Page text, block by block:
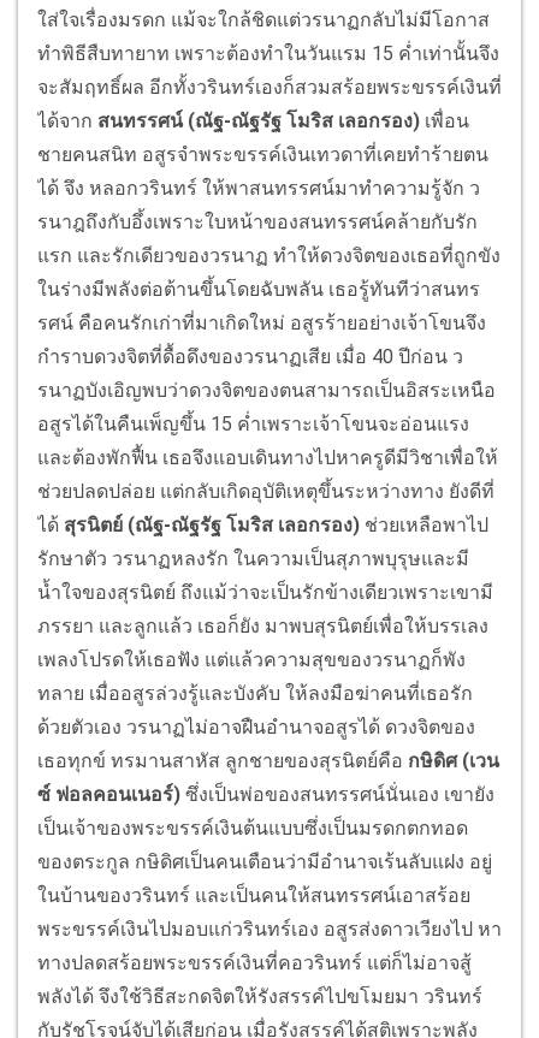
ใส่ใจเรื่องมรดก แม้จะใกล้ชิดแต่วรนาฏกลับไม่มีโอกาส
ทำพิธีสืบทายาท เพราะต้องทำในวันแรม 15 ค่ำเท่านั้นจึง
จะสัมฤทธิ์ผล อีกทั้งวรินทร์เองก็สวมสร้อยพระขรรค์เงินที่
ได้จาก สนทรรศน์ (ณัฐ-ณัฐรัฐ โมริส เลอกรอง) เพื่อน
ชายคนสนิท อสูรจำพระขรรค์เงินเทวดาที่เคยทำร้ายตน
ได้ จึง หลอกวรินทร์ ให้พาสนทรรศน์มาทำความรู้จัก ว
รนาฎถึงกับอึ้งเพราะใบหน้าของสนทรรศน์คล้ายกับรัก
แรก และรักเดียวของวรนาฏ ทำให้ดวงจิตของเธอที่ถูกขัง
ในร่างมีพลังต่อต้านขึ้นโดยฉับพลัน เธอรู้ทันทีว่าสนทร
รศน์ คือคนรักเก่าที่มาเกิดใหม่ อสูรร้ายอย่างเจ้าโขนจึง
กำราบดวงจิตที่ดื้อดึงของวรนาฏเสีย เมื่อ 40 ปีก่อน ว
รนาฏบังเอิญพบว่าดวงจิตของตนสามารถเป็นอิสระเหนือ
อสูรได้ในคืนเพ็ญขึ้น 15 ค่ำเพราะเจ้าโขนจะอ่อนแรง
และต้องพักฟื้น เธอจึงแอบเดินทางไปหาครูดีมีวิชาเพื่อให้
ช่วยปลดปล่อย แต่กลับเกิดอุบัติเหตุขึ้นระหว่างทาง ยังดีที่
ได้ สุรนิตย์ (ณัฐ-ณัฐรัฐ โมริส เลอกรอง) ช่วยเหลือพาไป
รักษาตัว วรนาฏหลงรัก ในความเป็นสุภาพบุรุษและมี
น้ำใจของสุรนิตย์ ถึงแม้ว่าจะเป็นรักข้างเดียวเพราะเขามี
ภรรยา และลูกแล้ว เธอก็ยัง มาพบสุรนิตย์เพื่อให้บรรเลง
เพลงโปรดให้เธอฟัง แต่แล้วความสุขของวรนาฏก็พัง
ทลาย เมื่ออสูรล่วงรู้และบังคับ ให้ลงมือฆ่าคนที่เธอรัก
ด้วยตัวเอง วรนาฏไม่อาจฝืนอำนาจอสูรได้ ดวงจิตของ
เธอทุกข์ ทรมานสาหัส ลูกชายของสุรนิตย์คือ กษิดิศ (เวน
ซ์ ฟอลคอนเนอร์) ซึ่งเป็นพ่อของสนทรรศน์นั่นเอง เขายัง
เป็นเจ้าของพระขรรค์เงินต้นแบบซึ่งเป็นมรดกตกทอด
ของตระกูล กษิดิศเป็นคนเตือนว่ามีอำนาจเร้นลับแฝง อยู่
ในบ้านของวรินทร์ และเป็นคนให้สนทรรศน์เอาสร้อย
พระขรรค์เงินไปมอบแก่วรินทร์เอง อสูรส่งดาวเวียงไป หา
ทางปลดสร้อยพระขรรค์เงินที่คอวรินทร์ แต่ก็ไม่อาจสู้
พลังได้ จึงใช้วิธีสะกดจิตให้รังสรรค์ไปขโมยมา วรินทร์
กับรัชโรจน์จับได้เสียก่อน เมื่อรังสรรค์ได้สติเพราะพลัง